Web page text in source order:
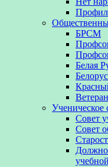
БРСМ
Белая
Ученическое
Совет
Совет